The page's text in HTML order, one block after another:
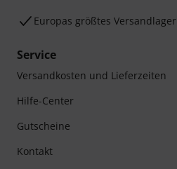
Europas größtes Versandlager
Service
Versandkosten und Lieferzeiten
Hilfe-Center
Gutscheine
Kontakt